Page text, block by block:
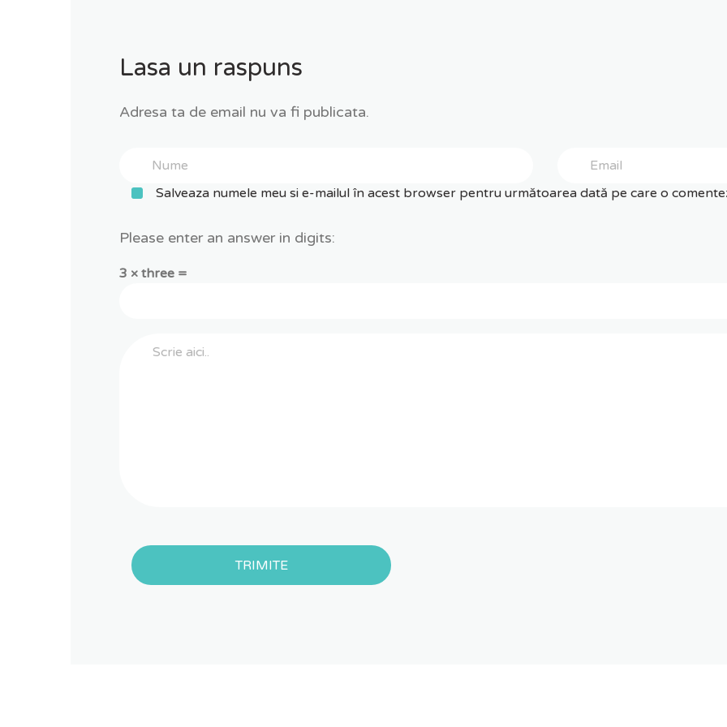
Lasa un raspuns
Adresa ta de email nu va fi publicata.
Salveaza numele meu si e-mailul în acest browser pentru următoarea dată pe care o
Please enter an answer in digits:
3 × three =
TRIMITE